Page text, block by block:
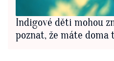
Indigové děti mohou
poznat, že máte